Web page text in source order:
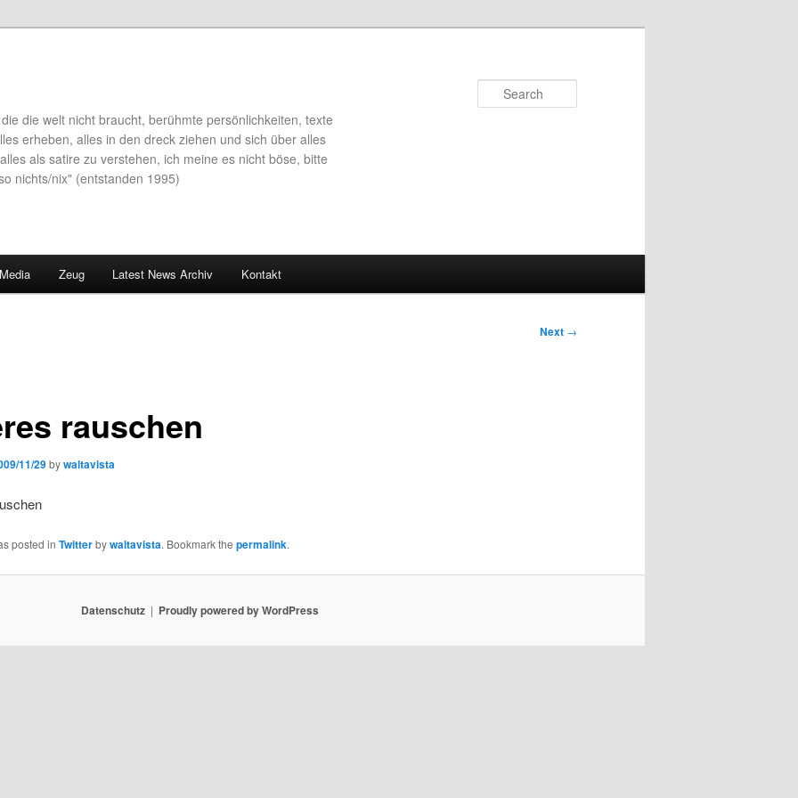
die welt nicht braucht, berühmte persönlichkeiten, texte
erheben, alles in den dreck ziehen und sich über alles
als satire zu verstehen, ich meine es nicht böse, bitte
nichts/nix" (entstanden 1995)
Zeug Latest News Archiv Kontakt
Next →
rauschen
11/29bywaltavista
posted in Twitterbywaltavista. Bookmark the permalink.
Datenschutz Proudly powered by WordPress